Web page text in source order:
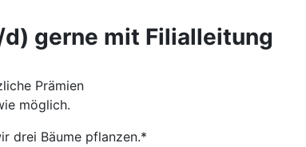
gerne mit Filialleitung
Prämien
möglich.
drei Bäume pflanzen.*